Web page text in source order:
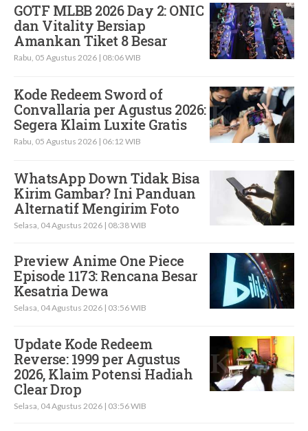
GOTF MLBB 2026 Day 2: ONIC
dan Vitality Bersiap
Amankan Tiket 8 Besar
Rabu, 05 Agustus 2026 | 08:06 WIB
Kode Redeem Sword of
Convallaria per Agustus 2026:
Segera Klaim Luxite Gratis
Rabu, 05 Agustus 2026 | 06:12 WIB
WhatsApp Down Tidak Bisa
Kirim Gambar? Ini Panduan
Alternatif Mengirim Foto
Selasa, 04 Agustus 2026 | 08:38 WIB
Preview Anime One Piece
Episode 1173: Rencana Besar
Kesatria Dewa
Selasa, 04 Agustus 2026 | 03:56 WIB
Update Kode Redeem
Reverse: 1999 per Agustus
2026, Klaim Potensi Hadiah
Clear Drop
Selasa, 04 Agustus 2026 | 03:56 WIB